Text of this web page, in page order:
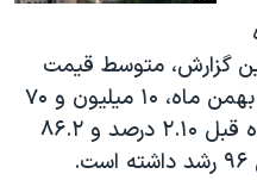
این گزارش، متوسط قیمت
یک مترمربع واحد مسکونی در بهمن ماه، ۱۰ میلیون و ۷۰
هزار تومان بود که نسبت به ماه قبل ۲.۱۰ درصد و ۸۶.۲
.